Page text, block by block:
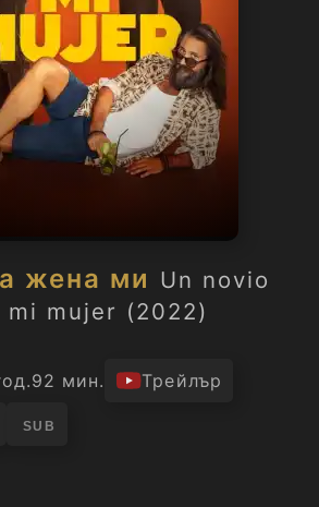
жена ми Un novio
mi mujer (2022)
92 мин. Трейлър
SUB